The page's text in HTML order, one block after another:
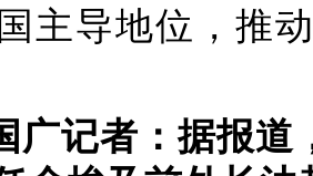
主导地位，推
广记者：据报道